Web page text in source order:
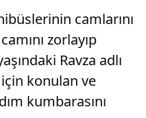
camlarını
zorlayıp
Ravza adlı
için konulan ve
kumbarasını